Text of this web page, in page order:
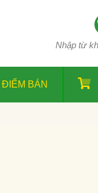
ĐIỂM BÁN